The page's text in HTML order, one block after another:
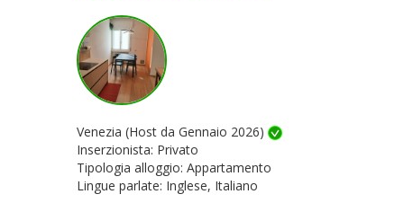
Venezia (Host da Gennaio 2026)
Inserzionista: Privato
Tipologia alloggio: Appartamento
Lingue parlate: Inglese, Italiano